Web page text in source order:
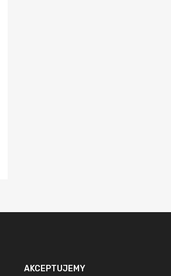
AKCEPTUJEMY